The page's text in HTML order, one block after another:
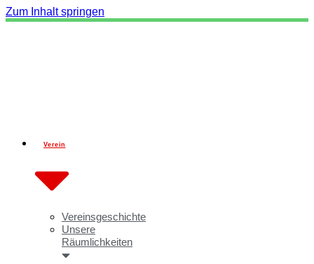
Zum Inhalt springen
Verein
Vereinsgeschichte
Unsere
Räumlichkeiten